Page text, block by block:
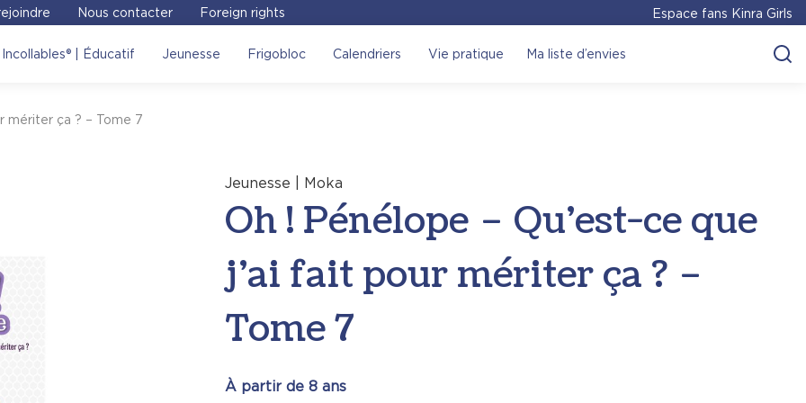
Nous contacter Foreign rights Espace fans Kinra Girls
Incollables® | Éducatif Jeunesse Frigobloc Calendriers Vie pratique Ma liste d’envies
mériter ça ? – Tome 7
Jeunesse | Moka
Oh ! Pénélope – Qu’est-ce que
j’ai fait pour mériter ça ? –
Tome 7
À partir de 8 ans
à visiter le site Place
Voir sur le site